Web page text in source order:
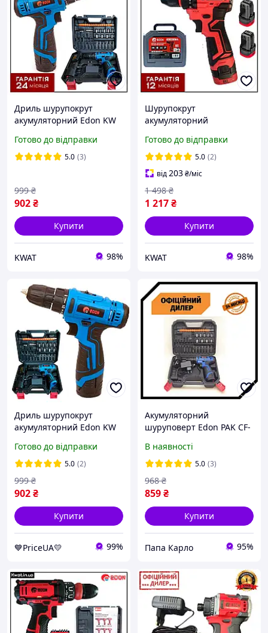
Дриль шурупокрут
акумуляторний Edon KW
Діаметр патрона макс 10
мм
Готово до відправки
5.0 (3)
902₴
999 ₴
Купити
KWAT 98%
Шурупокрут
акумуляторний
16BL 2 АКБ 16 В 1.5 А·год
Діаметр патрона 10 мм
Готово до відправки
5.0 (2)
від203₴/міс
1 217₴
1 498 ₴
Купити
KWAT 98%
Дриль шурупокрут
акумуляторний Edon KW
Діаметр патрона макс 10
мм
Готово до відправки
5.0 (2)
902₴
999 ₴
Купити
💙PriceUA💛 99%
Акумуляторний
шуруповерт Edon PAK CF-
двошвидкісний)
В наявності
5.0 (3)
859₴
968 ₴
Купити
Папа Карло 95%